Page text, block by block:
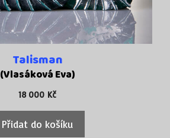
Talisman
(Vlasáková Eva)
18 000 Kč
Přidat do košíku